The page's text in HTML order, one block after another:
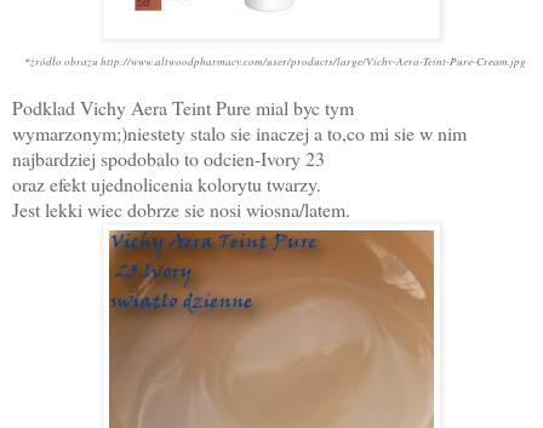
*źródło obrazu http://www.altwoodpharmacy.com/user/products/large/Vichy-Aera-Teint-Pure-Cream.jpg
Podklad Vichy Aera Teint Pure mial byc tym
wymarzonym;)niestety stalo sie inaczej a to,co mi sie w nim
najbardziej spodobalo to odcien-Ivory 23
oraz efekt ujednolicenia kolorytu twarzy.
Jest lekki wiec dobrze sie nosi wiosna/latem.